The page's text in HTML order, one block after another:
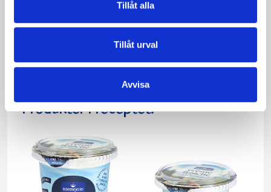
Tillåt alla
Tillåt urval
Avvisa
Produkter i receptet: